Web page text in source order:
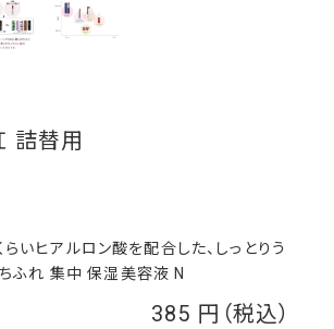
詰替用
385
いヒアルロン酸を配合した、しっとりう
ちふれ 集中 保湿美容液 N